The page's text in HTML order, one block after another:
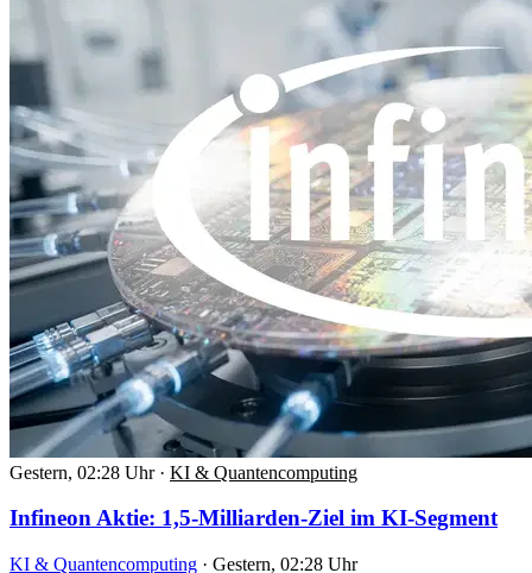
Gestern, 02:28 Uhr · KI & Quantencomputing
Infineon Aktie: 1,5-Milliarden-Ziel im KI-Segment
KI & Quantencomputing · Gestern, 02:28 Uhr